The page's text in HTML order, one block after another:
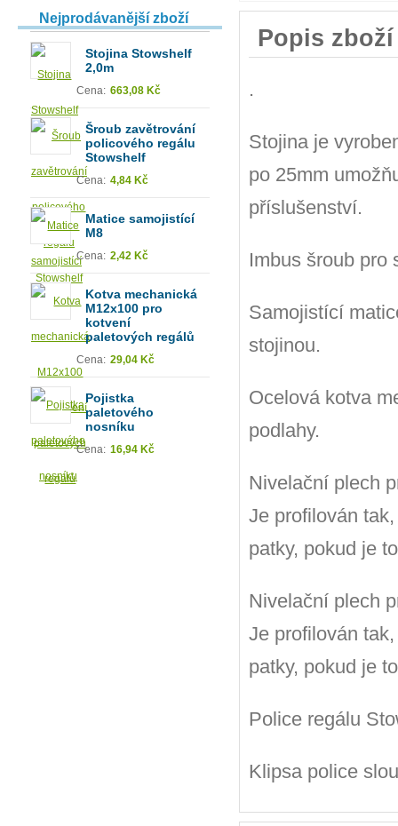
Popis zboží
.
Stojina je
po 25mm
příslušenství.
Imbus šroub pro
Samojistící
stojinou.
Ocelová kotva
podlahy.
Nivelační plech
Je profilován
patky, pokud je
Nivelační plech
Je profilován
patky, pokud je
Police regálu
Klipsa police
Nejprodávanější zboží
Stojina Stowshelf
2,0m
Cena: 663,08 Kč
Šroub zavětrování
policového regálu
Stowshelf
Cena: 4,84 Kč
Matice samojistící
M8
Cena: 2,42 Kč
Kotva mechanická
M12x100 pro
kotvení
paletových regálů
Cena: 29,04 Kč
Pojistka
paletového
nosníku
Cena: 16,94 Kč